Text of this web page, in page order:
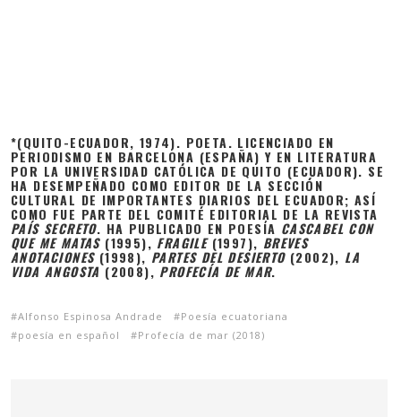
*(QUITO-ECUADOR, 1974). POETA. LICENCIADO EN
PERIODISMO EN BARCELONA (ESPAÑA) Y EN LITERATURA
POR LA UNIVERSIDAD CATÓLICA DE QUITO (ECUADOR). SE
HA DESEMPEÑADO COMO EDITOR DE LA SECCIÓN
CULTURAL DE IMPORTANTES DIARIOS DEL ECUADOR; ASÍ
COMO FUE PARTE DEL COMITÉ EDITORIAL DE LA REVISTA
PAÍS SECRETO. HA PUBLICADO EN POESÍA CASCABEL CON
QUE ME MATAS (1995), FRAGILE(1997), BREVES
ANOTACIONES(1998),PARTES DEL DESIERTO(2002), LA
VIDA ANGOSTA(2008), PROFECÍA DE MAR.
Alfonso Espinosa Andrade
Poesía ecuatoriana
poesía en español
Profecía de mar (2018)